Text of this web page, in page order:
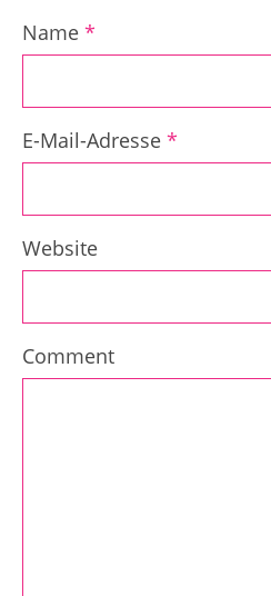
Name *
E-Mail-Adresse *
Website
Comment